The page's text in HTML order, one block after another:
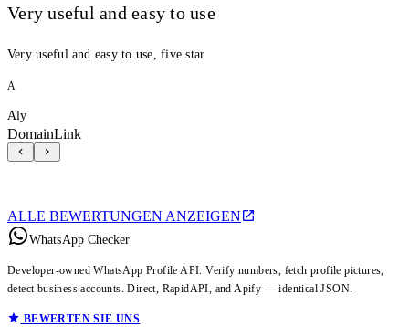
Very useful and easy to use
Very useful and easy to use, five star
A
Aly
DomainLink
ALLE BEWERTUNGEN ANZEIGEN
WhatsApp Checker
Developer-owned WhatsApp Profile API. Verify numbers, fetch profile pictures,
detect business accounts. Direct, RapidAPI, and Apify — identical JSON.
BEWERTEN SIE UNS